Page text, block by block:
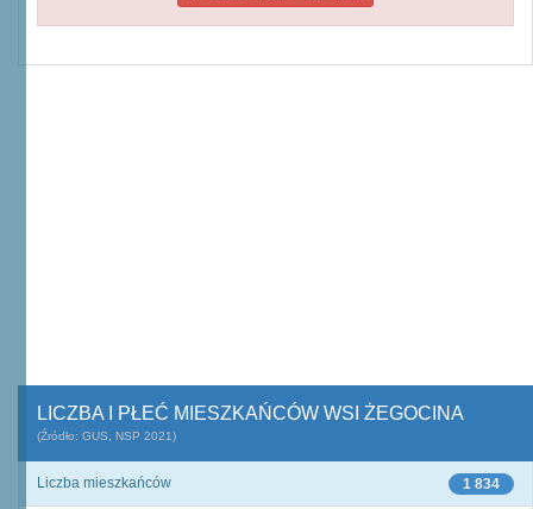
LICZBA I PŁEĆ MIESZKAŃCÓW WSI ŻEGOCINA
(Źródło: GUS, NSP 2021)
1 834
Liczba mieszkańców